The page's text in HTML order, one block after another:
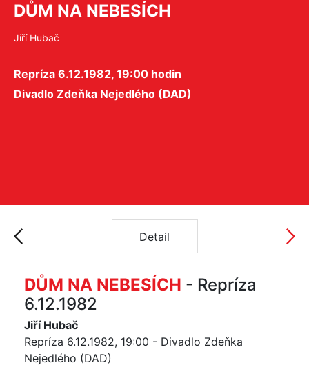
DŮM NA NEBESÍCH
Jiří Hubač
Repríza 6.12.1982, 19:00 hodin
Divadlo Zdeňka Nejedlého (DAD)
Detail
DŮM NA NEBESÍCH - Repríza
6.12.1982
Jiří Hubač
Repríza 6.12.1982, 19:00 - Divadlo Zdeňka
Nejedlého (DAD)